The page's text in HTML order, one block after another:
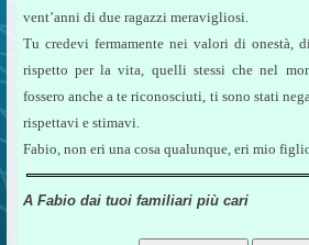
vent’anni di due ragazzi meravigliosi.
Tu credevi fermamente nei valori di onestà,
rispetto per la vita, quelli stessi che nel
fossero anche a te riconosciuti, ti sono stati
rispettavi e stimavi.
Fabio, non eri una cosa qualunque, eri mio
AFabio dai tuoi familiari più cari